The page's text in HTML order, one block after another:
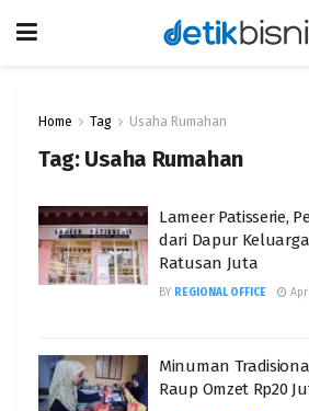
Home Tag Usaha Rumahan
Tag: Usaha Rumahan
Lameer Patisserie,
dari Dapur
Ratusan Juta
BY REGIONAL OFFICE
Minuman
Raup Omzet Rp20